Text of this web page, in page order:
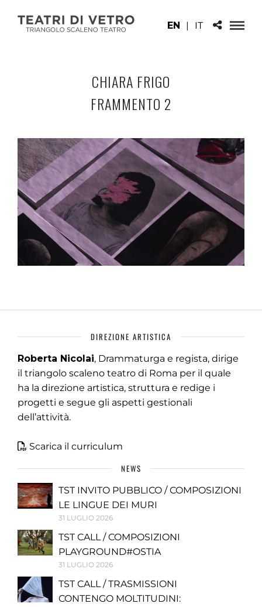
EN | IT
CHIARA FRIGO
FRAMMENTO 2
DIREZIONE ARTISTICA
Roberta Nicolai, Drammaturga e regista, dirige
il triangolo scaleno teatro di Roma per il quale
ha la direzione artistica, struttura e redige i
progetti e segue gli aspetti gestionali
dell’attività.
Scarica il curriculum
NEWS
TST INVITO PUBBLICO / COMPOSIZIONI
LE LINGUE DEI MURI
31 LUGLIO 2026
TST CALL / COMPOSIZIONI
PLAYGROUND#OSTIA
31 LUGLIO 2026
TST CALL / TRASMISSIONI
CONTENGO MOLTITUDINI: